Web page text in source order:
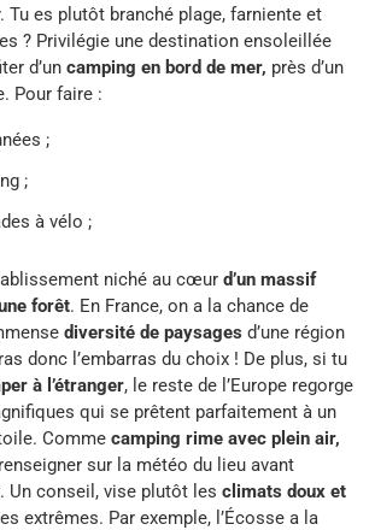
Tu es plutôt branché plage, farniente et
? Privilégie une destination ensoleillée
d’un camping en bord de mer, près d’un
Pour faire :
;
;
à vélo ;
niché au cœur d’un massif
forêt. En France, on a la chance de
diversité de paysages d’une région
donc l’embarras du choix ! De plus, si tu
à l’étranger, le reste de l’Europe regorge
qui se prêtent parfaitement à un
Comme camping rime avec plein air,
sur la météo du lieu avant
Un conseil, vise plutôt les climats doux et
extrêmes. Par exemple, l’Écosse a la